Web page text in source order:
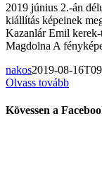
2019 június 2.-án
kiállítás képeinek
Kazanlár Emil
Magdolna A
nakos2019-08-
Olvass tovább
Kövessen a